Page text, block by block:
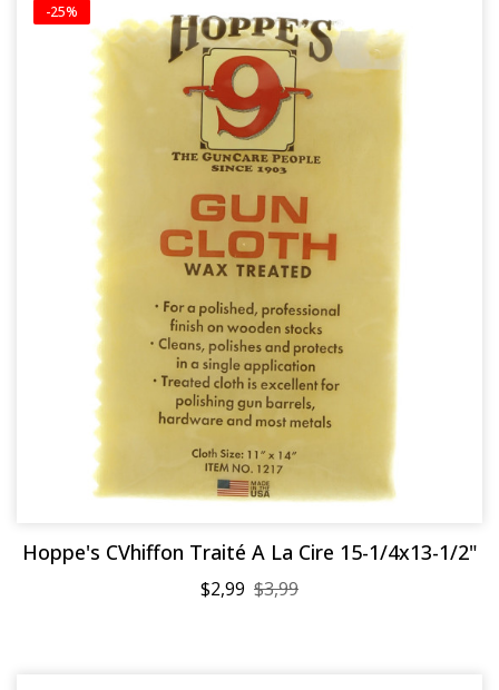
-25%
Hoppe's CVhiffon Traité A La Cire 15-1/4x13-1/2"
$2,99 $3,99